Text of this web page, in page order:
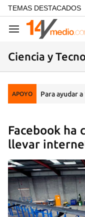
common.go-to-content
TEMAS DESTACADOS
Navegación
Ciencia y
APOYO Para ayudar
Facebook ha
llevar